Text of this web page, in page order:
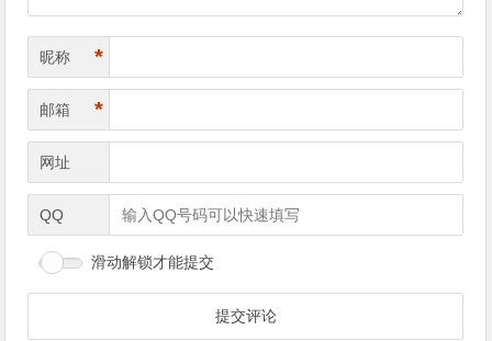
昵称 *
邮箱 *
网址
QQ
滑动解锁才能提交